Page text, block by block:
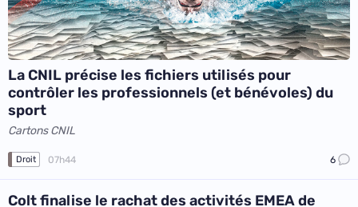
La CNIL précise les fichiers utilisés pour
contrôler les professionnels (et bénévoles) du
sport
Cartons CNIL
Droit 07h44 6
Colt finalise le rachat des activités EMEA de